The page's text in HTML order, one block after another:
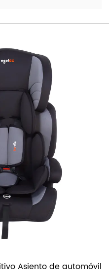
Asiento de automóvil